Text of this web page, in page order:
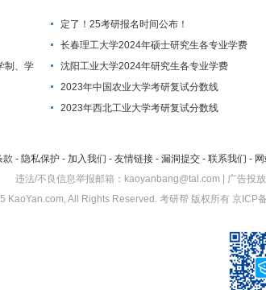
定了！25考研报名时间公布！
长春理工大学2024年硕士研究生各专业学费
制、学
沈阳工业大学2024年研究生各专业学费
2023年中国农业大学考研复试分数线
2023年西北工业大学考研复试分数线
款 - 隐私保护 - 加入我们 - 友情链接 - 漏洞提交 - 联系我们 -
违法/不良信息举报邮箱：kaoyanbang@tal.com | 广告投
KaoYan.com, All Rights Reserved. 考研帮 版权所有 京ICP